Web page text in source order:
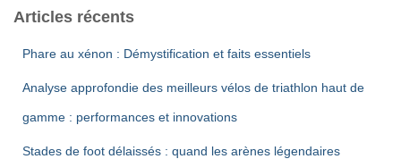
e
Articles récents
Phare au xénon : Démystification et faits essentiels
Analyse approfondie des meilleurs vélos de triathlon haut de
gamme : performances et innovations
Stades de foot délaissés : quand les arènes légendaires